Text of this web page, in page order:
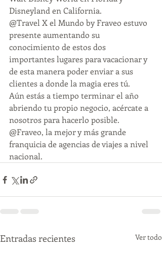
Disneyland en California.
@Travel X el Mundo by Fraveo estuvo
presente aumentando su
conocimiento de estos dos
importantes lugares para vacacionar y
de esta manera poder enviar a sus
clientes a donde la magia eres tú.
Aún estás a tiempo terminar el año
abriendo tu propio negocio, acércate a
nosotros para hacerlo posible.
@Fraveo, la mejor y más grande
franquicia de agencias de viajes a nivel
nacional.
Entradas recientes Ver todo